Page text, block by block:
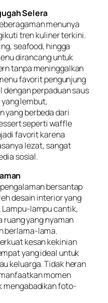
Selera
menunya
tren kuliner terkini.
seafood, hingga
dirancang untuk
tanpa meninggalkan
favorit pengunjung
dengan perpaduan saus
lembut,
yang berbeda dari
seperti waffle
favorit karena
lezat, sangat
sosial.
bersantap
desain interior yang
lampu cantik,
yang nyaman
berlama-lama.
kesan kekinian
yang ideal untuk
keluarga. Tidak heran
momen
mengabadikan foto-